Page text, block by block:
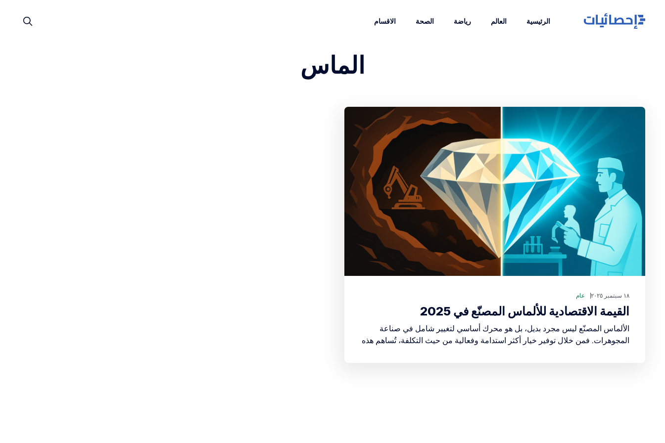
الرئيسية العالم رياضة الصحة الاقسام
الماس
١٨ سبتمبر ٢٠٢٥ عام
القيمة الاقتصادية للألماس المصنّع في 2025
الألماس المصنّع ليس مجرد بديل، بل هو محرك أساسي لتغيير شامل في صناعة
المجوهرات. فمن خلال توفير خيار أكثر استدامة وفعالية من حيث التكلفة، تُساهم هذه